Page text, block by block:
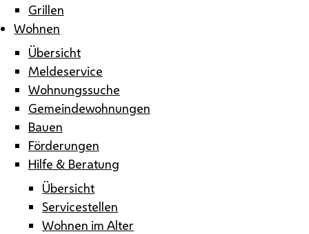
Grillen
Wohnen
Übersicht
Meldeservice
Wohnungssuche
Gemeindewohnungen
Bauen
Förderungen
Hilfe & Beratung
Übersicht
Servicestellen
Wohnen im Alter